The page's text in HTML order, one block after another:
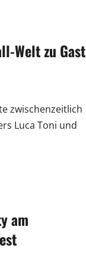
Welt zu Gast
zwischenzeitlich
Luca Toni und
am